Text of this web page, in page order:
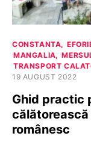
CONSTANTA
MANGALIA
TRANSPORT
19 AUGUST 2022
Ghid practic
românesc